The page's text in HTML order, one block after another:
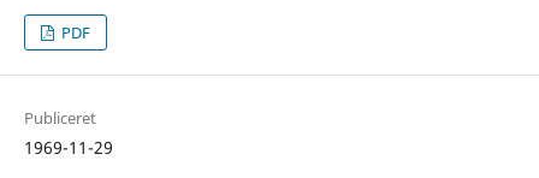
PDF
Publiceret
1969-11-29